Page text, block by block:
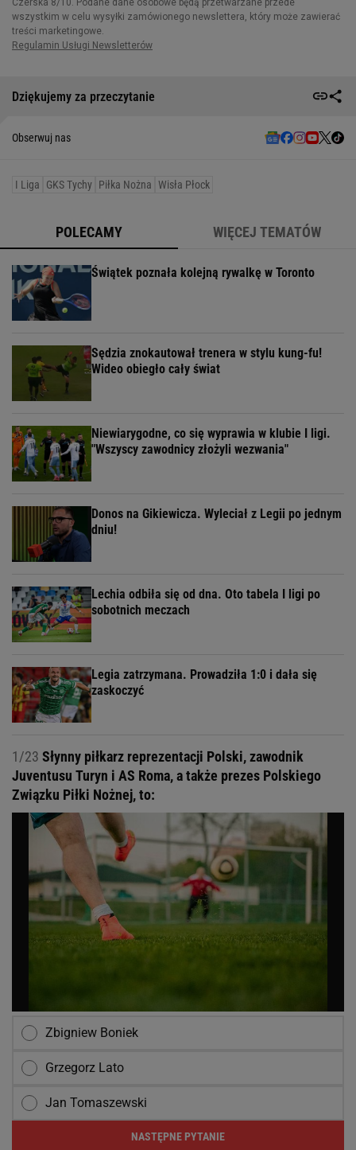
Dziękujemy za przeczytanie
Obserwuj nas
I Liga GKS Tychy Piłka Nożna Wisła Płock
POLECAMY WIĘCEJ TEMATÓW
Świątek poznała kolejną rywalkę w Toronto
Sędzia znokautował trenera w stylu kung-fu!
Wideo obiegło cały świat
Niewiarygodne, co się wyprawia w klubie I ligi.
"Wszyscy zawodnicy złożyli wezwania"
Donos na Gikiewicza. Wyleciał z Legii po jednym
dniu!
Lechia odbiła się od dna. Oto tabela I ligi po
sobotnich meczach
Legia zatrzymana. Prowadziła 1:0 i dała się
zaskoczyć
1/23 Słynny piłkarz reprezentacji Polski, zawodnik
Juventusu Turyn i AS Roma, a także prezes Polskiego
Związku Piłki Nożnej, to:
Zbigniew Boniek
Grzegorz Lato
Jan Tomaszewski
NASTĘPNE PYTANIE